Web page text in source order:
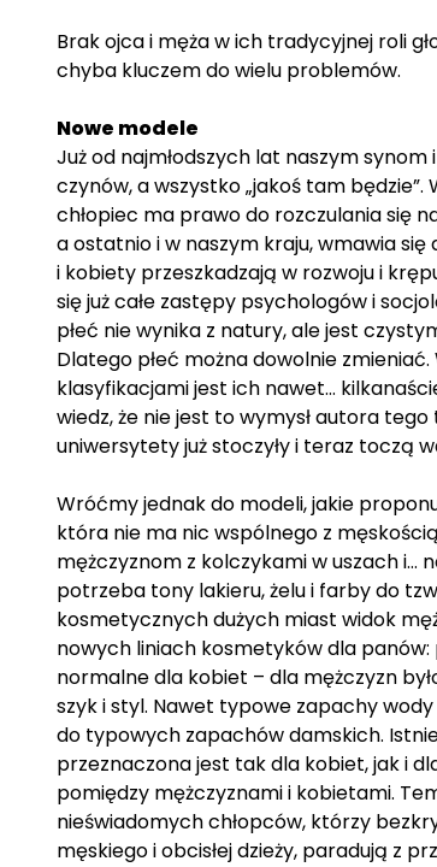
Brak ojca i męża w ich tradycyjnej roli
chyba kluczem do wielu problemów.
Nowe modele
Już od najmłodszych lat naszym
czynów, a wszystko „jakoś tam
chłopiec ma prawo do rozczulania się
a ostatnio i w naszym kraju, wmawia
i kobiety przeszkadzają w rozwoju i
się już całe zastępy psychologów i
płeć nie wynika z natury, ale jest
Dlatego płeć można dowolnie
klasyfikacjami jest ich nawet…
wiedz, że nie jest to wymysł autora
uniwersytety już stoczyły i teraz toczą
Wróćmy jednak do modeli, jakie
która nie ma nic wspólnego z
mężczyznom z kolczykami w uszach i…
potrzeba tony lakieru, żelu i farby do
kosmetycznych dużych miast widok
nowych liniach kosmetyków dla
normalne dla kobiet – dla mężczyzn
szyk i styl. Nawet typowe zapachy
do typowych zapachów damskich.
przeznaczona jest tak dla kobiet, jak i
pomiędzy mężczyznami i kobietami.
nieświadomych chłopców, którzy
męskiego i obcisłej dzieży, paradują z